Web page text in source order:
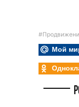
Мой